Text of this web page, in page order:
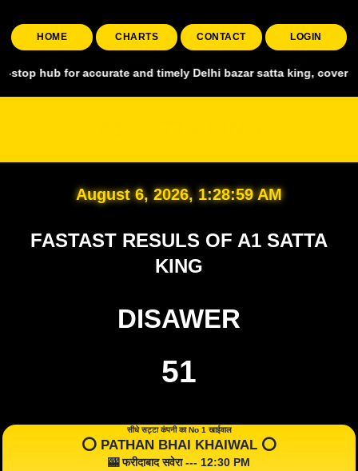
HOME CHARTS CONTACT LOGIN
for accurate and timely Delhi bazar satta king, covering all
August 6, 2026, 1:28:59 AM
FASTAST RESULS OF A1 SATTA
KING
DISAWER
51
सीधे सट्टा कंपनी का No 1 खाईवाल
⭕️ PATHAN BHAI KHAIWAL ⭕️
🎰 फरीदाबाद सवेरा --- 12:30 PM